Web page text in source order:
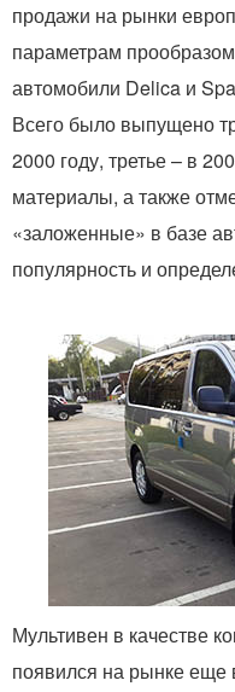
продажи на рынки
параметрам
автомобили Delica и
Всего было выпущено
2000 году, третье – в
материалы, а также
«заложенные» в базе
популярность и
Мультивен в качестве
появился на рынке еще